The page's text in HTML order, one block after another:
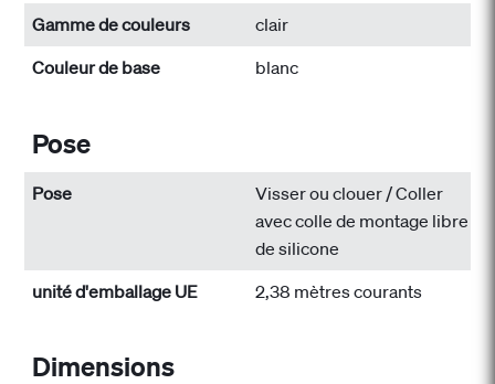
Gamme de couleurs
clair
Couleur de base
blanc
Pose
Pose
Visser ou clouer / Coller
avec colle de montage libre
de silicone
unité d'emballage UE
2,38 mètres courants
Dimensions